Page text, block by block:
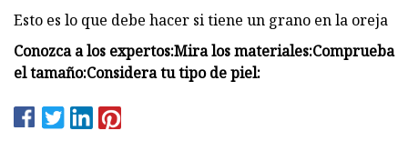
Esto es lo que debe hacer si tiene un grano en la oreja
Conozca a los expertos:Mira los materiales:Comprueba
el tamaño:Considera tu tipo de piel: